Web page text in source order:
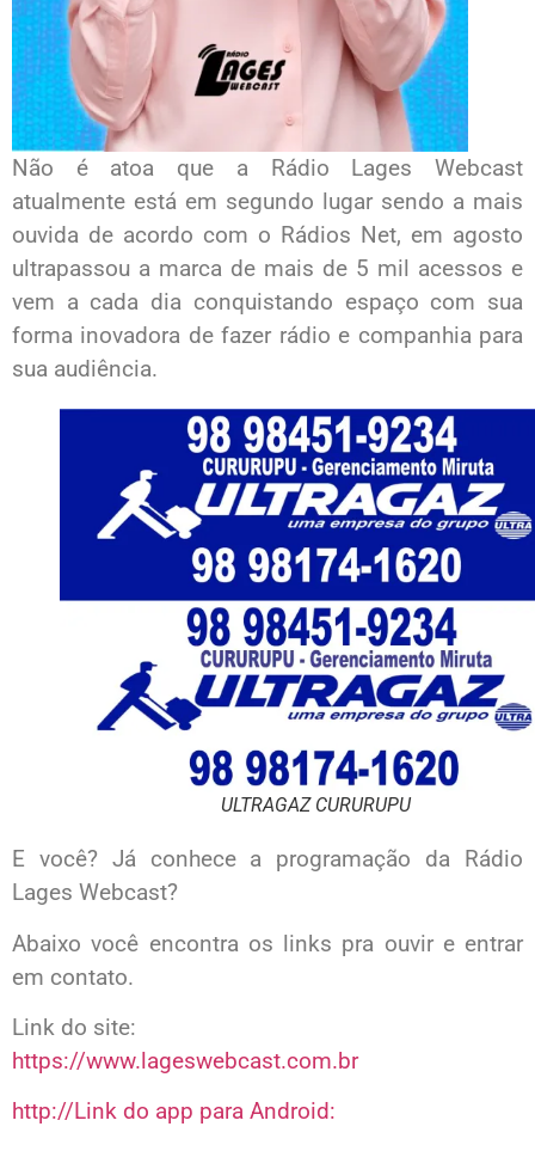
Não é atoa que a Rádio Lages Webcast
atualmente está em segundo lugar sendo a mais
ouvida de acordo com o Rádios Net, em agosto
ultrapassou a marca de mais de 5 mil acessos e
vem a cada dia conquistando espaço com sua
forma inovadora de fazer rádio e companhia para
sua audiência.
ULTRAGAZ CURURUPU
E você? Já conhece a programação da Rádio
Lages Webcast?
Abaixo você encontra os links pra ouvir e entrar
em contato.
Link do site:
https://www.lageswebcast.com.br
http://Link do app para Android: